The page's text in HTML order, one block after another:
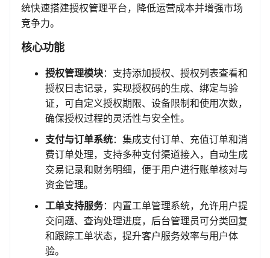
统快速搭建授权管理平台，降低运营成本并增强市场
竞争力。
核心功能
授权管理模块：支持添加授权、授权列表查看和
授权日志记录，实现授权码的生成、绑定与验
证，可自定义授权期限、设备限制和使用次数，
确保授权过程的灵活性与安全性。
支付与订单系统：集成支付订单、充值订单和消
费订单处理，支持多种支付渠道接入，自动生成
交易记录和财务明细，便于用户进行账单核对与
资金管理。
工单支持服务：内置工单管理系统，允许用户提
交问题、查询处理进度，后台管理员可分类回复
和跟踪工单状态，提升客户服务效率与用户体
验。